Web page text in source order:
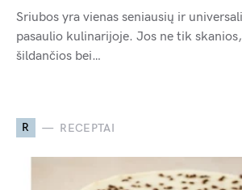
Sriubos yra vienas seniausių ir
pasaulio kulinarijoje. Jos ne tik
šildančios bei…
R RECEPTAI